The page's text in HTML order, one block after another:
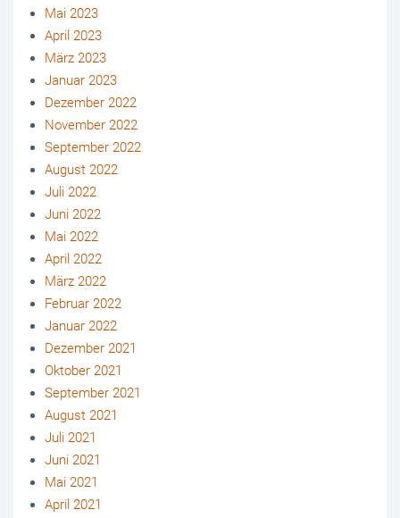
Mai 2023
April 2023
März 2023
Januar 2023
Dezember 2022
November 2022
September 2022
August 2022
Juli 2022
Juni 2022
Mai 2022
April 2022
März 2022
Februar 2022
Januar 2022
Dezember 2021
Oktober 2021
September 2021
August 2021
Juli 2021
Juni 2021
Mai 2021
April 2021